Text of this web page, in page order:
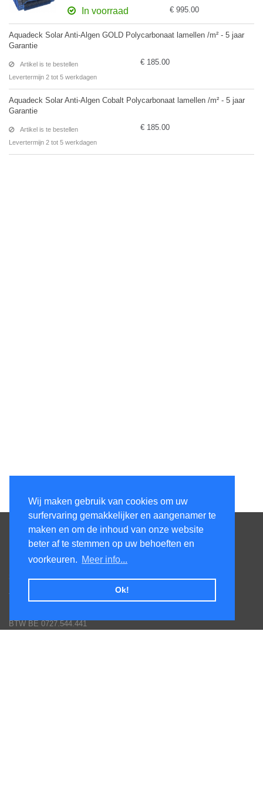
Wij maken gebruik van cookies om uw
surfervaring gemakkelijker en aangenamer te
maken en om de inhoud van onze website
beter af te stemmen op uw behoeften en
voorkeuren. Meer info...
Ok!
In voorraad € 995.00
Aquadeck Solar Anti-Algen GOLD Polycarbonaat lamellen /m² - 5 jaar
Garantie
Artikel is te bestellen
Levertermijn 2 tot 5 werkdagen
€ 185.00
Aquadeck Solar Anti-Algen Cobalt Polycarbonaat lamellen /m² - 5 jaar
Garantie
Artikel is te bestellen
Levertermijn 2 tot 5 werkdagen
€ 185.00
Contacteer ons
Honsdonkstraat 25A
3120 Tremelo
Tel. 016/60.93.00 - 0475/620.520
BTW BE 0727.544.441